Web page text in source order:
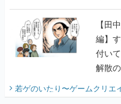
に行
【田
編】
付い
解散
開く
『少
若ゲのいたり〜ゲームクリエ